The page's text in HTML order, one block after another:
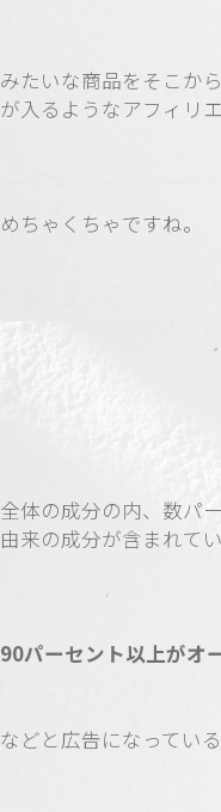
みたいな商品をそこか
が入るようなアフィリ
めちゃくちゃですね。
全体の成分の内、数パ
由来の成分が含まれて
90パーセント以上がオ
などと広告になってい